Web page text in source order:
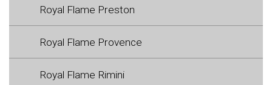
Royal Flame Preston
Royal Flame Provence
Royal Flame Rimini